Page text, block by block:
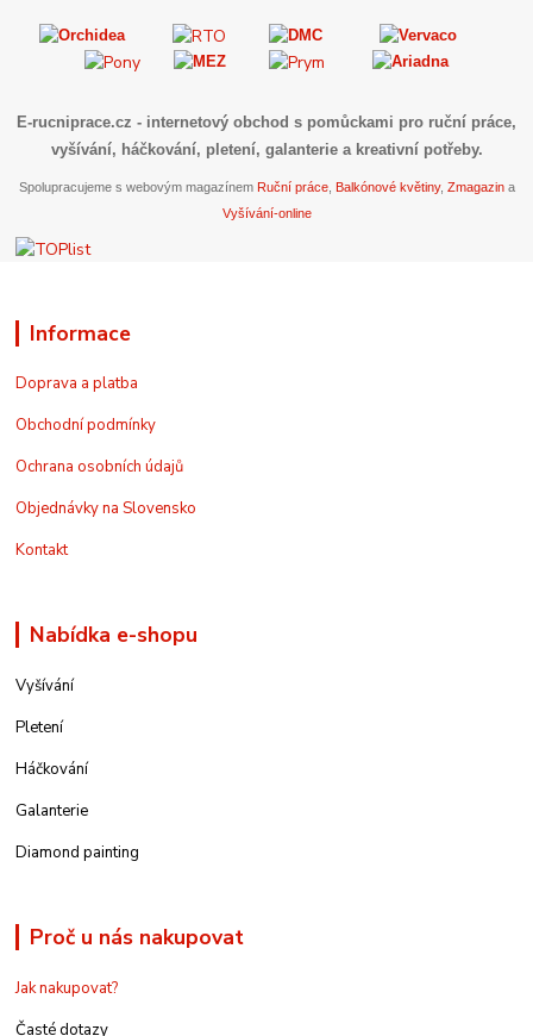
E-rucniprace.cz - internetový obchod s pomůckami pro ruční práce,
vyšívání, háčkování, pletení, galanterie a kreativní potřeby.
Spolupracujeme s webovým magazínem Ruční práce, Balkónové květiny, Zmagazina
Vyšívání-online
Informace
Doprava a platba
Obchodní podmínky
Ochrana osobních údajů
Objednávky na Slovensko
Kontakt
Nabídka e-shopu
Vyšívání
Pletení
Háčkování
Galanterie
Diamond painting
Proč u nás nakupovat
Jak nakupovat?
Časté dotazy